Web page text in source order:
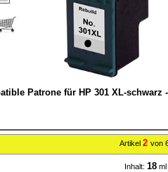
Patrone für HP 301 XL-schwarz -
Artikel 2 von
Inhalt: 18 ml